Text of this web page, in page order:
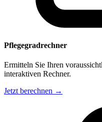
Pflegegradrechner
Ermitteln Sie Ihren
interaktiven Rechner.
Jetzt berechnen →